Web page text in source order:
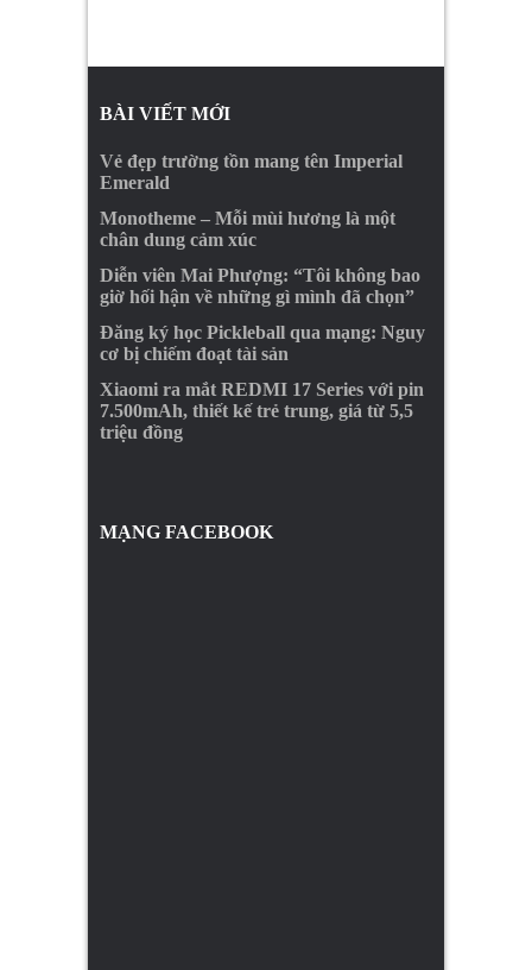
BÀI VIẾT MỚI
Vẻ đẹp trường tồn mang tên Imperial
Emerald
Monotheme – Mỗi mùi hương là một
chân dung cảm xúc
Diễn viên Mai Phượng: “Tôi không bao
giờ hối hận về những gì mình đã chọn”
Đăng ký học Pickleball qua mạng: Nguy
cơ bị chiếm đoạt tài sản
Xiaomi ra mắt REDMI 17 Series với pin
7.500mAh, thiết kế trẻ trung, giá từ 5,5
triệu đồng
MẠNG FACEBOOK